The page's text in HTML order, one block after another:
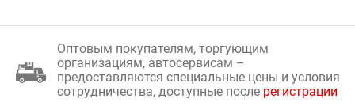
Оптовым покупателям, торгующим
организациям, автосервисам –
предоставляются специальные цены и условия
сотрудничества, доступные после регистрации